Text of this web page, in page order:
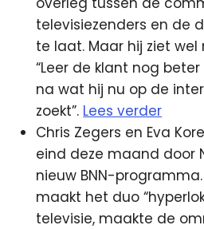
televisiezenders en de
te laat. Maar hij ziet
“Leer de klant nog
na wat hij nu op de
zoekt”. Lees verder
Chris Zegers en Eva
eind deze maand door
nieuw BNN-
maakt het duo
televisie, maakte de